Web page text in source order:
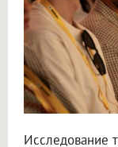
Исследование